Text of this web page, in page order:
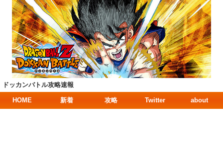
ドッカンバトル攻略速報
HOME 新着 攻略 Twitter about